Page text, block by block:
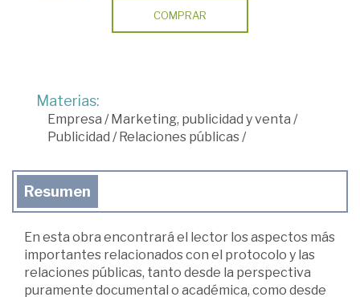
COMPRAR
Materias:
Empresa /Marketing, publicidad y venta /
Publicidad /Relaciones públicas/
Resumen
En esta obra encontrará el lector los aspectos más
importantes relacionados con el protocolo y las
relaciones públicas, tanto desde la perspectiva
puramente documental o académica, como desde